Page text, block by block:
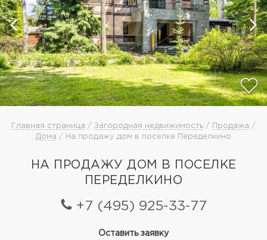
Главная страница / Загородная недвижимость / Продажа /
Дома / На продажу дом в поселке Переделкино
НА ПРОДАЖУ ДОМ В ПОСЕЛКЕ
ПЕРЕДЕЛКИНО
+7 (495) 925-33-77
Оставить заявку